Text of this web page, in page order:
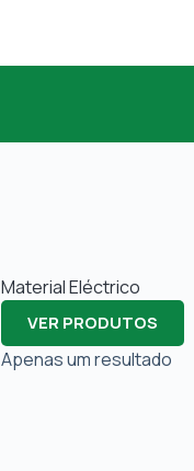
Material Eléctrico
VER PRODUTOS
Apenas um resultado